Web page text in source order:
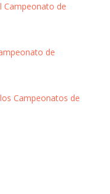
Campeonato de
de
Campeonatos de